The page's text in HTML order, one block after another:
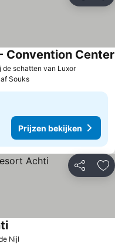
schatten van LuxorPrijzen
Convention Center
Souks
Prijzen bekijken
Delen
Nijl
Prijzen bekijken